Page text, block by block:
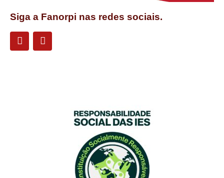
Siga a Fanorpi nas redes sociais.